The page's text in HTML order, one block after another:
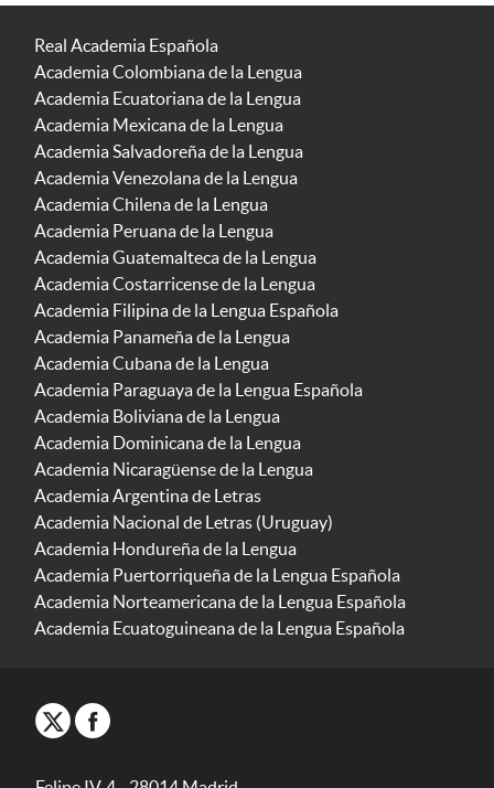
Real Academia Española
Academia Colombiana de la Lengua
Academia Ecuatoriana de la Lengua
Academia Mexicana de la Lengua
Academia Salvadoreña de la Lengua
Academia Venezolana de la Lengua
Academia Chilena de la Lengua
Academia Peruana de la Lengua
Academia Guatemalteca de la Lengua
Academia Costarricense de la Lengua
Academia Filipina de la Lengua Española
Academia Panameña de la Lengua
Academia Cubana de la Lengua
Academia Paraguaya de la Lengua Española
Academia Boliviana de la Lengua
Academia Dominicana de la Lengua
Academia Nicaragüense de la Lengua
Academia Argentina de Letras
Academia Nacional de Letras (Uruguay)
Academia Hondureña de la Lengua
Academia Puertorriqueña de la Lengua Española
Academia Norteamericana de la Lengua Española
Academia Ecuatoguineana de la Lengua Española